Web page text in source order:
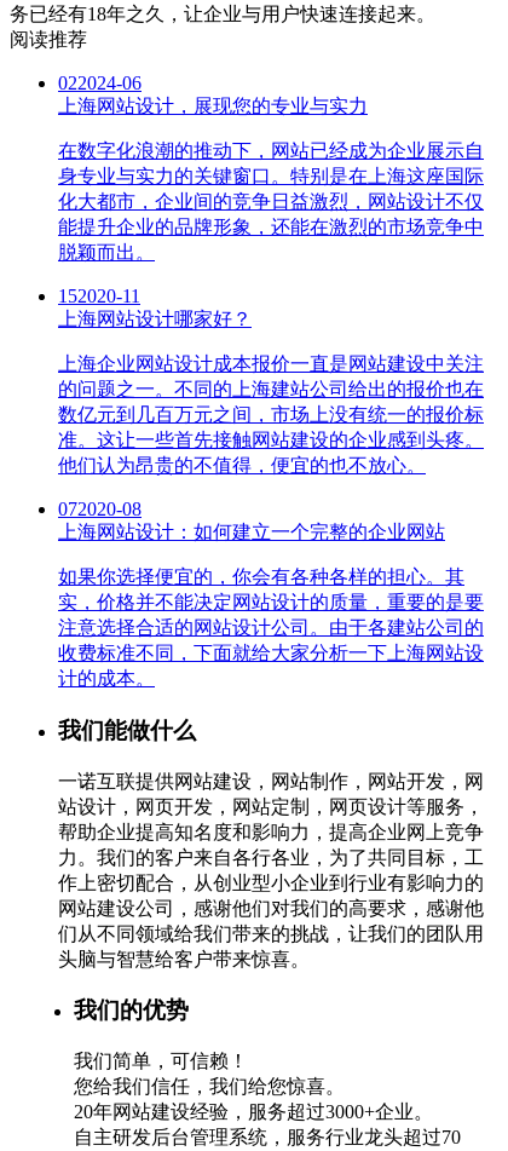
务已经有18年之久，让企业与用户快速连接起来。
阅读推荐
022024-06
上海网站设计，展现您的专业与实力
在数字化浪潮的推动下，网站已经成为企业展示自
身专业与实力的关键窗口。特别是在上海这座国际
化大都市，企业间的竞争日益激烈，网站设计不仅
能提升企业的品牌形象，还能在激烈的市场竞争中
脱颖而出。
152020-11
上海网站设计哪家好？
上海企业网站设计成本报价一直是网站建设中关注
的问题之一。不同的上海建站公司给出的报价也在
数亿元到几百万元之间，市场上没有统一的报价标
准。这让一些首先接触网站建设的企业感到头疼。
他们认为昂贵的不值得，便宜的也不放心。
072020-08
上海网站设计：如何建立一个完整的企业网站
如果你选择便宜的，你会有各种各样的担心。其
实，价格并不能决定网站设计的质量，重要的是要
注意选择合适的网站设计公司。由于各建站公司的
收费标准不同，下面就给大家分析一下上海网站设
计的成本。
我们能做什么
一诺互联提供网站建设，网站制作，网站开发，网
站设计，网页开发，网站定制，网页设计等服务，
帮助企业提高知名度和影响力，提高企业网上竞争
力。我们的客户来自各行各业，为了共同目标，工
作上密切配合，从创业型小企业到行业有影响力的
网站建设公司，感谢他们对我们的高要求，感谢他
们从不同领域给我们带来的挑战，让我们的团队用
头脑与智慧给客户带来惊喜。
我们的优势
我们简单，可信赖！
您给我们信任，我们给您惊喜。
20年网站建设经验，服务超过3000+企业。
自主研发后台管理系统，服务行业龙头超过70